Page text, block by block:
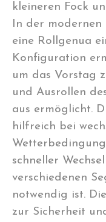
kleineren Fock
In der modernen
eine Rollgenua
Konfiguration
um das Vorstag
und Ausrollen
aus ermöglicht.
hilfreich bei
schneller
verschiedenen
notwendig ist.
zur Sicherheit